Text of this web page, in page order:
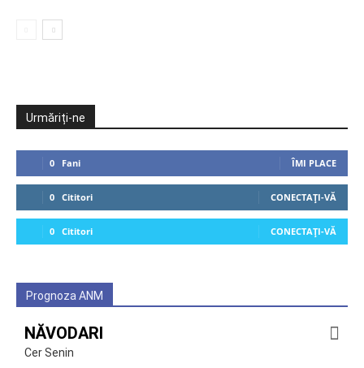
Urmăriți-ne
0 Fani ÎMI PLACE
0 Cititori CONECTAȚI-VĂ
0 Cititori CONECTAȚI-VĂ
Prognoza ANM
NĂVODARI
Cer Senin